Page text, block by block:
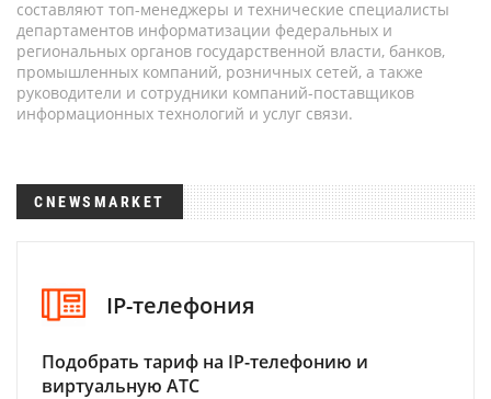
составляют топ-менеджеры и технические специалисты
департаментов информатизации федеральных и
региональных органов государственной власти, банков,
промышленных компаний, розничных сетей, а также
руководители и сотрудники компаний-поставщиков
информационных технологий и услуг связи.
CNEWSMARKET
IP-телефония
Подобрать тариф на IP-телефонию и
виртуальную АТС